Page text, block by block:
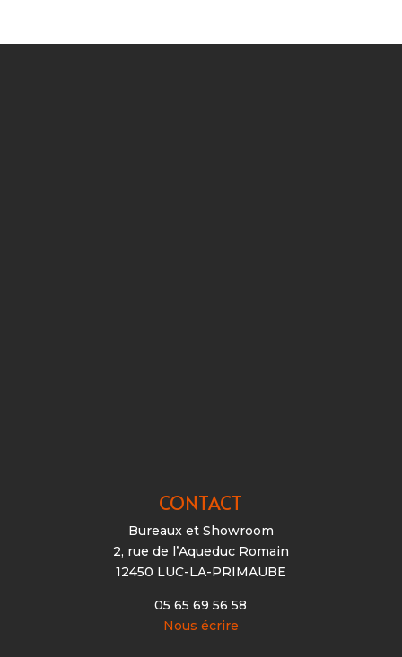
CONTACT
Bureaux et Showroom
2, rue de l’Aqueduc Romain
12450 LUC-LA-PRIMAUBE
05 65 69 56 58
Nous écrire